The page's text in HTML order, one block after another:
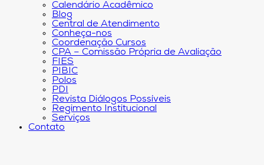
Calendário Acadêmico
Blog
Central de Atendimento
Conheça-nos
Coordenação Cursos
CPA – Comissão Própria de Avaliação
FIES
PIBIC
Polos
PDI
Revista Diálogos Possíveis
Regimento Institucional
Serviços
Contato